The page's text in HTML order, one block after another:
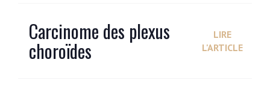
Carcinome des plexus
choroïdes
LIRE
L'ARTICLE